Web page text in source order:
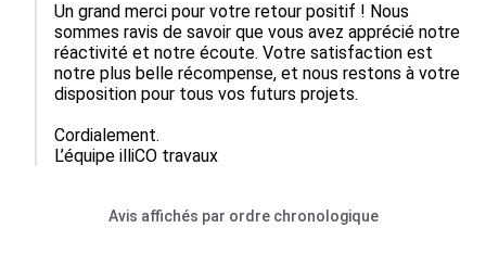
Un grand merci pour votre retour positif ! Nous
sommes ravis de savoir que vous avez apprécié notre
réactivité et notre écoute. Votre satisfaction est
notre plus belle récompense, et nous restons à votre
disposition pour tous vos futurs projets.
Cordialement.
L’équipe illiCO travaux
Avis affichés par ordre chronologique